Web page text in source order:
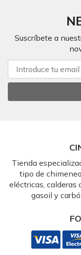
Suscríbete a
Tienda
tipo de
eléctricas, calderas
gasoil y